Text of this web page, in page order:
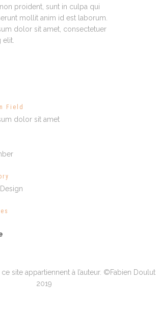
proident, sunt in culpa qui
mollit anim id est laborum.
dolor sit amet, consectetuer
elit.
Field
dolor sit amet
site appartiennent à l’auteur. ©Fabien Doulut
2019